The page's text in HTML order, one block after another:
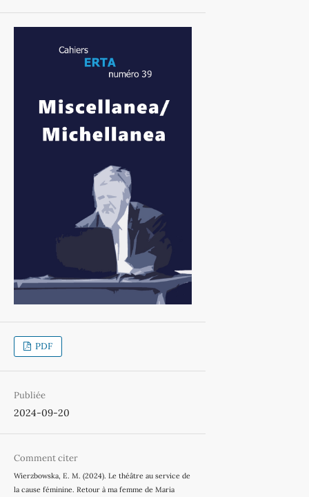
PDF
Publiée
2024-09-20
Comment citer
Wierzbowska, E. M. (2024). Le théâtre au service de
la cause féminine. Retour à ma femme de Maria